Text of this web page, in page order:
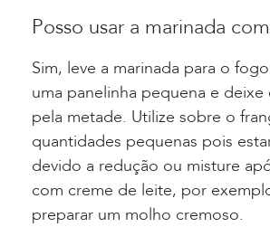
Posso usar a marinada
Sim, leve a marinada para o
uma panelinha pequena e deixe
pela metade. Utilize sobre o
quantidades pequenas pois
devido a redução ou misture
com creme de leite, por
preparar um molho cremoso.